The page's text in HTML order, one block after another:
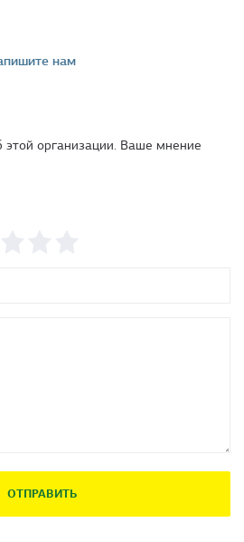
нам
этой организации. Ваше мнение
ОТПРАВИТЬ